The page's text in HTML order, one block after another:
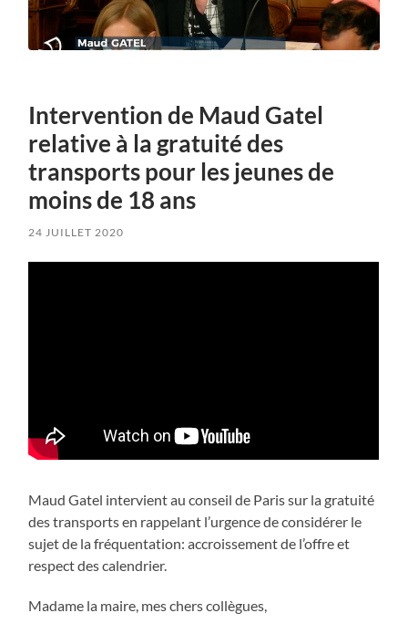
Intervention de Maud Gatel
relative à la gratuité des
transports pour les jeunes de
moins de 18 ans
24 JUILLET 2020
Maud Gatel intervient au conseil de Paris sur la gratuité
des transports en rappelant l’urgence de considérer le
sujet de la fréquentation: accroissement de l’offre et
respect des calendrier.
Madame la maire, mes chers collègues,